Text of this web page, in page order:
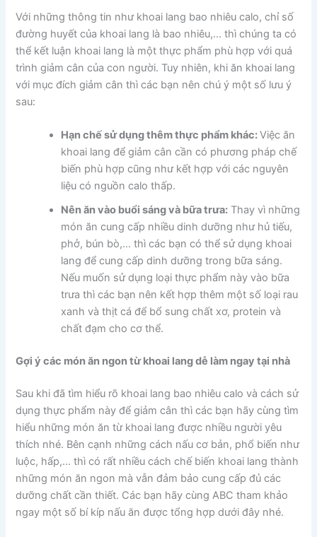
Với những thông tin như khoai lang bao nhiêu calo, chỉ số
đường huyết của khoai lang là bao nhiêu,… thì chúng ta có
thể kết luận khoai lang là một thực phẩm phù hợp với quá
trình giảm cân của con người. Tuy nhiên, khi ăn khoai lang
với mục đích giảm cân thì các bạn nên chú ý một số lưu ý
sau:
Hạn chế sử dụng thêm thực phẩm khác:Việc ăn
khoai lang để giảm cân cần có phương pháp chế
biến phù hợp cũng như kết hợp với các nguyên
liệu có nguồn calo thấp.
Nên ăn vào buổi sáng và bữa trưa: Thay vì những
món ăn cung cấp nhiều dinh dưỡng như hủ tiếu,
phở, bún bò,… thì các bạn có thể sử dụng khoai
lang để cung cấp dinh dưỡng trong bữa sáng.
Nếu muốn sử dụng loại thực phẩm này vào bữa
trưa thì các bạn nên kết hợp thêm một số loại rau
xanh và thịt cá để bổ sung chất xơ, protein và
chất đạm cho cơ thể.
Gợi ý các món ăn ngon từ khoai lang dễ làm ngay tại nhà
Sau khi đã tìm hiểu rõ khoai lang bao nhiêu calo và cách sử
dụng thực phẩm này để giảm cân thì các bạn hãy cùng tìm
hiểu những món ăn từ khoai lang được nhiều người yêu
thích nhé. Bên cạnh những cách nấu cơ bản, phổ biến như
luộc, hấp,… thì có rất nhiều cách chế biến khoai lang thành
những món ăn ngon mà vẫn đảm bảo cung cấp đủ các
dưỡng chất cần thiết. Các bạn hãy cùng ABC tham khảo
ngay một số bí kíp nấu ăn được tổng hợp dưới đây nhé.